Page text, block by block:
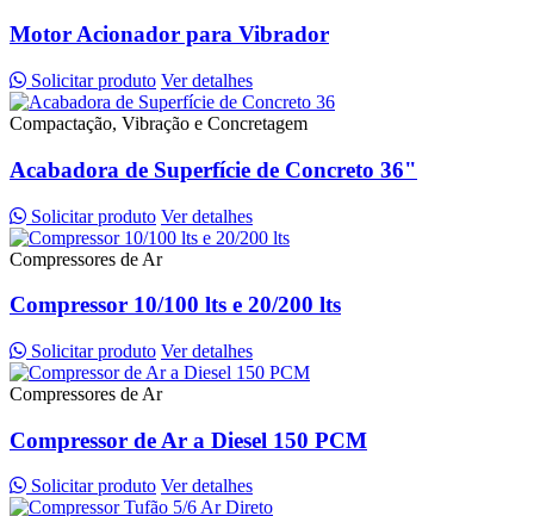
Motor Acionador para Vibrador
Solicitar produto Ver detalhes
Compactação, Vibração e Concretagem
Acabadora de Superfície de Concreto 36"
Solicitar produto Ver detalhes
Compressores de Ar
Compressor 10/100 lts e 20/200 lts
Solicitar produto Ver detalhes
Compressores de Ar
Compressor de Ar a Diesel 150 PCM
Solicitar produto Ver detalhes